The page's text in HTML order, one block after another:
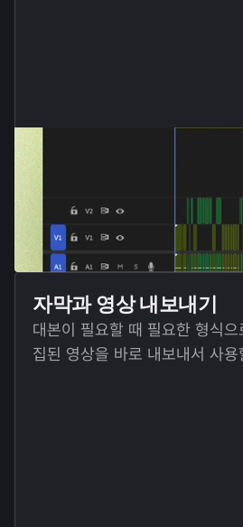
자막과 영상 내보내기
대본이 필요할 때 필요한 형식
집된 영상을 바로 내보내서 사